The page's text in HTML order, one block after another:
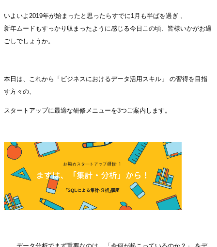
いよいよ2019年が始まったと思ったらすでに1月も半ばを過ぎ 、
新年ムードもすっかり収まったように感じる今日この頃、皆様いかがお過
ごしでしょうか。
本日は、これから「ビジネスにおけるデータ活用スキル」 の習得を目指
す方々の、
スタートアップに最適な研修メニューを3つご案内します。